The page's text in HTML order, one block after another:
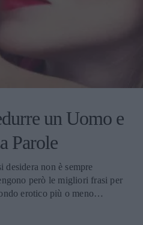
un Uomo e
Parole
desidera non è sempre
però le migliori frasi per
erotico più o meno